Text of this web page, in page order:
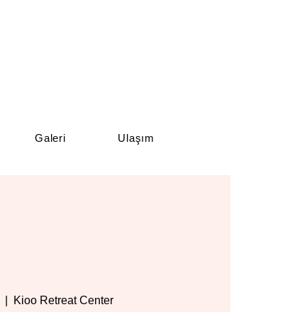
Galeri Ulaşım
Kioo Retreat Center